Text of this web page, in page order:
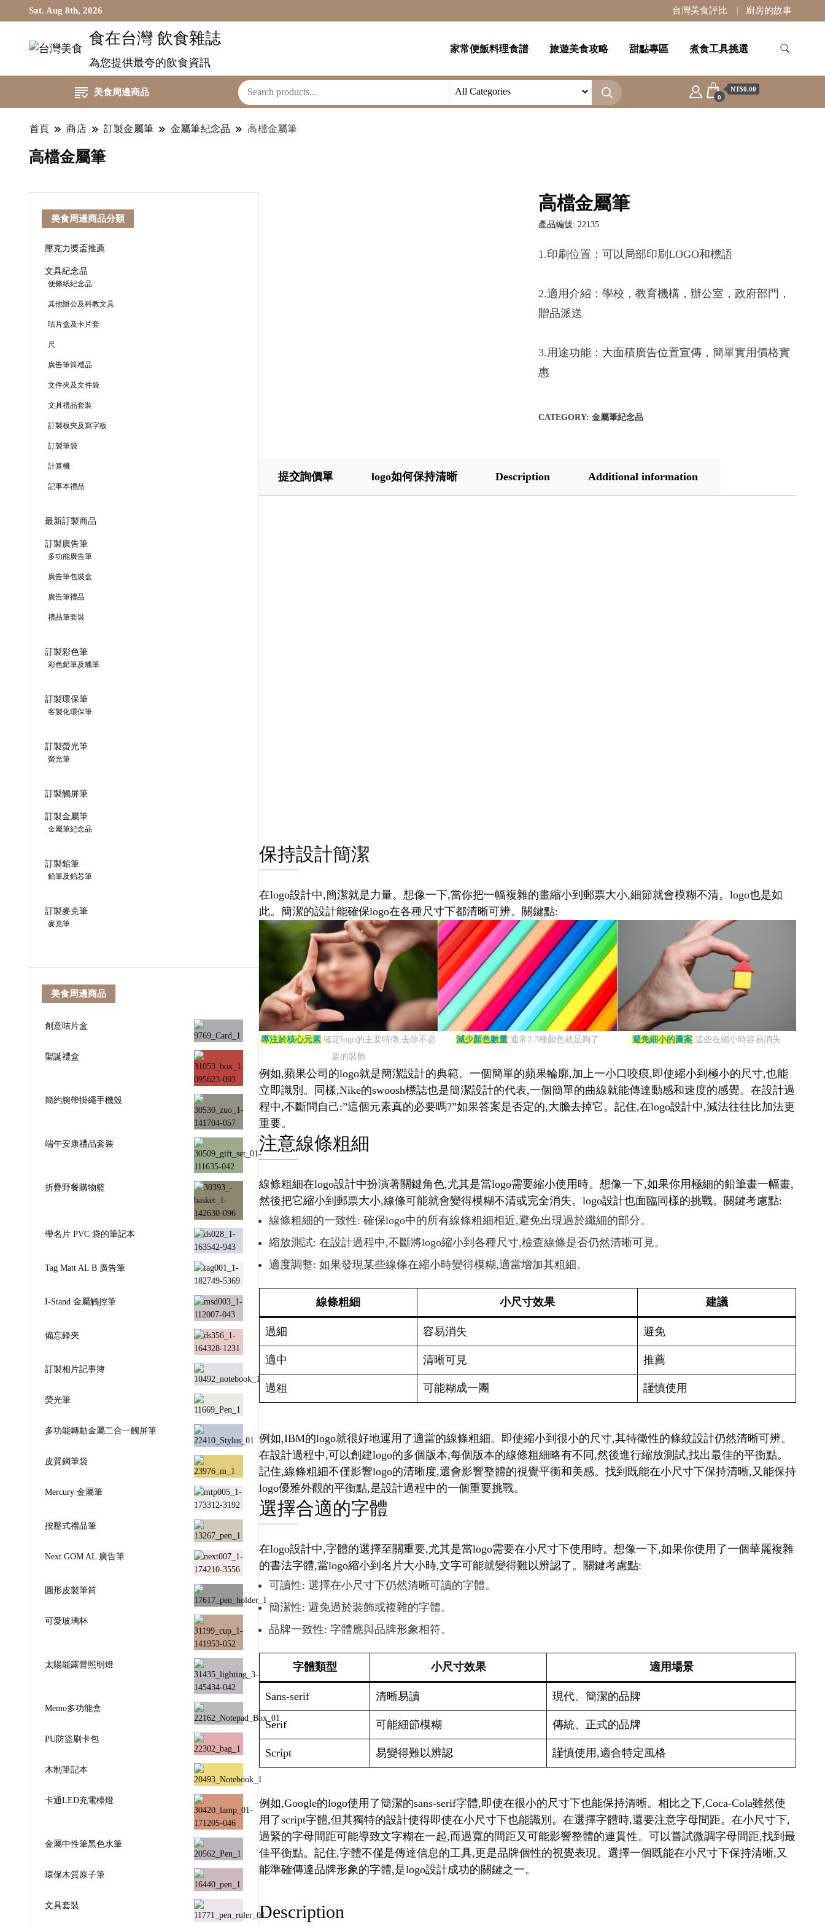
Sat. Aug 8th, 2026 台灣美食評比 廚房的故事
食在台灣 飲食雜誌
為您提供最夸的飲食資訊
家常便飯料理食譜 旅遊美食攻略 甜點專區 煮食工具挑選
美食周邊商品 0
NT$0.00
首頁 商店 訂製金屬筆 金屬筆紀念品 高檔金屬筆
高檔金屬筆
高檔金屬筆
產品編號: 22135
1.印刷位置：可以局部印刷LOGO和標語
2.適用介紹：學校，教育機構，辦公室，政府部門，
贈品派送
3.用途功能：大面積廣告位置宣傳，簡單實用價格實
惠
CATEGORY: 金屬筆紀念品
提交詢價單 logo如何保持清晰 Description Additional information
保持設計簡潔
在logo設計中,簡潔就是力量。想像一下,當你把一幅複雜的畫縮小到郵票大小,細節就會模糊不清。logo也是如
此。簡潔的設計能確保logo在各種尺寸下都清晰可辨。關鍵點:
專注於核心元素 確定logo的主要特徵,去除不必
要的裝飾
減少顏色數量 通常2-3種顏色就足夠了 避免細小的圖案 這些在縮小時容易消失
例如,蘋果公司的logo就是簡潔設計的典範。一個簡單的蘋果輪廓,加上一小口咬痕,即使縮小到極小的尺寸,也能
立即識別。同樣,Nike的swoosh標誌也是簡潔設計的代表,一個簡單的曲線就能傳達動感和速度的感覺。在設計過
程中,不斷問自己:”這個元素真的必要嗎?”如果答案是否定的,大膽去掉它。記住,在logo設計中,減法往往比加法更
重要。
注意線條粗細
線條粗細在logo設計中扮演著關鍵角色,尤其是當logo需要縮小使用時。想像一下,如果你用極細的鉛筆畫一幅畫,
然後把它縮小到郵票大小,線條可能就會變得模糊不清或完全消失。logo設計也面臨同樣的挑戰。關鍵考慮點:
線條粗細的一致性: 確保logo中的所有線條粗細相近,避免出現過於纖細的部分。
縮放測試: 在設計過程中,不斷將logo縮小到各種尺寸,檢查線條是否仍然清晰可見。
適度調整: 如果發現某些線條在縮小時變得模糊,適當增加其粗細。
線條粗細 小尺寸效果 建議
過細 容易消失 避免
適中 清晰可見 推薦
過粗 可能糊成一團 謹慎使用
例如,IBM的logo就很好地運用了適當的線條粗細。即使縮小到很小的尺寸,其特徵性的條紋設計仍然清晰可辨。
在設計過程中,可以創建logo的多個版本,每個版本的線條粗細略有不同,然後進行縮放測試,找出最佳的平衡點。
記住,線條粗細不僅影響logo的清晰度,還會影響整體的視覺平衡和美感。找到既能在小尺寸下保持清晰,又能保持
logo優雅外觀的平衡點,是設計過程中的一個重要挑戰。
選擇合適的字體
在logo設計中,字體的選擇至關重要,尤其是當logo需要在小尺寸下使用時。想像一下,如果你使用了一個華麗複雜
的書法字體,當logo縮小到名片大小時,文字可能就變得難以辨認了。關鍵考慮點:
可讀性: 選擇在小尺寸下仍然清晰可讀的字體。
簡潔性: 避免過於裝飾或複雜的字體。
品牌一致性: 字體應與品牌形象相符。
字體類型 小尺寸效果 適用場景
Sans-serif 清晰易讀 現代、簡潔的品牌
Serif 可能細節模糊 傳統、正式的品牌
Script 易變得難以辨認 謹慎使用,適合特定風格
例如,Google的logo使用了簡潔的sans-serif字體,即使在很小的尺寸下也能保持清晰。相比之下,Coca-Cola雖然使
用了script字體,但其獨特的設計使得即使在小尺寸下也能識別。在選擇字體時,還要注意字母間距。在小尺寸下,
過緊的字母間距可能導致文字糊在一起,而過寬的間距又可能影響整體的連貫性。可以嘗試微調字母間距,找到最
佳平衡點。記住,字體不僅是傳達信息的工具,更是品牌個性的視覺表現。選擇一個既能在小尺寸下保持清晰,又
能準確傳達品牌形象的字體,是logo設計成功的關鍵之一。
Description
美食周邊商品分類
壓克力獎盃推薦
文具紀念品
便條紙紀念品
其他辦公及科教文具
咭片盒及卡片套
尺
廣告筆筒禮品
文件夾及文件袋
文具禮品套裝
訂製板夾及寫字板
訂製筆袋
計算機
記事本禮品
最新訂製商品
訂製廣告筆
多功能廣告筆
廣告筆包裝盒
廣告筆禮品
禮品筆套裝
訂製彩色筆
彩色鉛筆及蠟筆
訂製環保筆
客製化環保筆
訂製螢光筆
螢光筆
訂製觸屏筆
訂製金屬筆
金屬筆紀念品
訂製鉛筆
鉛筆及鉛芯筆
訂製麥克筆
麥克筆
美食周邊商品
創意咭片盒
聖誕禮盒
簡約腕帶掛繩手機殼
端午安康禮品套裝
折疊野餐購物籃
帶名片 PVC 袋的筆記本
Tag Matt AL B 廣告筆
I-Stand 金屬觸控筆
備忘錄夾
訂製相片記事簿
熒光筆
多功能轉動金屬二合一觸屏筆
皮質鋼筆袋
Mercury 金屬筆
按壓式禮品筆
Next GOM AL 廣告筆
圓形皮製筆筒
可愛玻璃杯
太陽能露營照明燈
Memo多功能盒
PU防盜刷卡包
木制筆記本
卡通LED充電檯燈
金屬中性筆黑色水筆
環保木質原子筆
文具套裝